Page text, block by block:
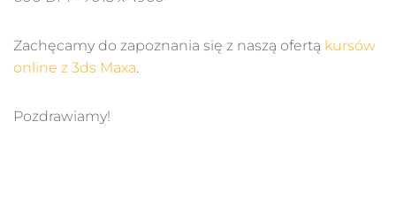
Zachęcamy do zapoznania się z naszą ofertą kursów
online z 3ds Maxa.
Pozdrawiamy!